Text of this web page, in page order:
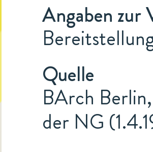
Angaben zur
Quelle
BArch
der NG